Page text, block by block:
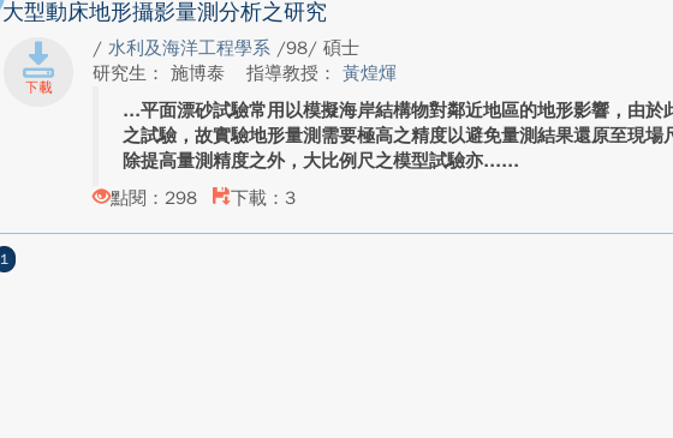
大型動床地形攝影量測分析之研究
/ 水利及海洋工程學系 /98/ 碩士
研究生： 施博泰
指導教授： 黃煌煇
平面漂砂試驗常用以模擬海岸結構物對鄰近地區的地形影響，由於
之試驗，故實驗地形量測需要極高之精度以避免量測結果還原至現場
除提高量測精度之外，大比例尺之模型試驗亦...
點閱：298
下載：3
1